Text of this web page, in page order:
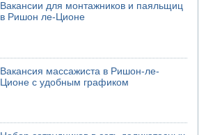
Вакансии для монтажников и паяльщиц
в Ришон ле-Ционе
Вакансия массажиста в Ришон-ле-
Ционе с удобным графиком